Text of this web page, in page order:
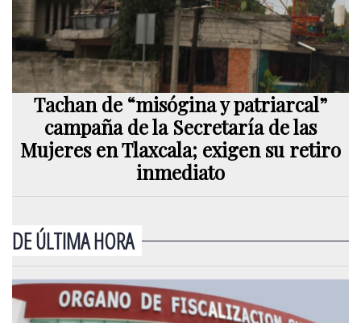
Tachan de “misógina y patriarcal”
campaña de la Secretaría de las
Mujeres en Tlaxcala; exigen su retiro
inmediato
DE ÚLTIMA HORA